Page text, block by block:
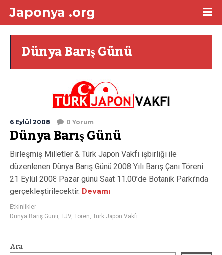
Japonya .org
Dünya Barış Günü
6 Eylül 2008 0 Yorum
Dünya Barış Günü
Birleşmiş Milletler & Türk Japon Vakfı işbirliği ile
düzenlenen Dünya Barış Günü 2008 Yılı Barış Çanı Töreni
21 Eylül 2008 Pazar günü Saat 11.00’de Botanik Parkı’nda
gerçekleştirilecektir. Devamı
Etkinlikler
Dünya Barış Günü, TJV, Tören, Türk Japon Vakfı
Ara